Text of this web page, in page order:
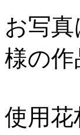
お写
様の作
使用